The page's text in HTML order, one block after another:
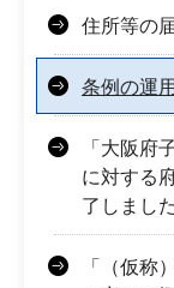
住所等の
条例の運
「大阪府
に対する
了しました
「（仮称